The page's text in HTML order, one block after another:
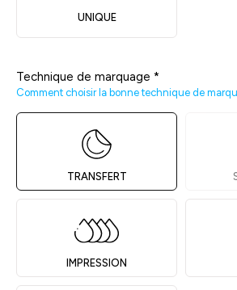
UNIQUE
Technique de marquage *
Comment choisir la bonne technique de
TRANSFERT
IMPRESSION